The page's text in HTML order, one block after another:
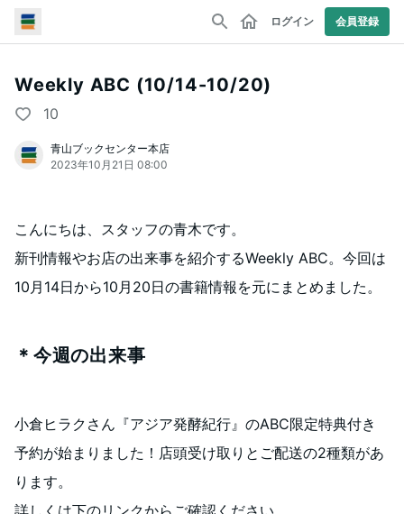
ログイン 会員登録
Weekly ABC (10/14-10/20)
10
青山ブックセンター本店
2023年10月21日 08:00
こんにちは、スタッフの青木です。
新刊情報やお店の出来事を紹介するWeekly ABC。今回は
10月14日から10月20日の書籍情報を元にまとめました。
＊今週の出来事
小倉ヒラクさん『アジア発酵紀行』のABC限定特典付き
予約が始まりました！店頭受け取りとご配送の2種類があ
ります。
詳しくは下のリンクからご確認ください。